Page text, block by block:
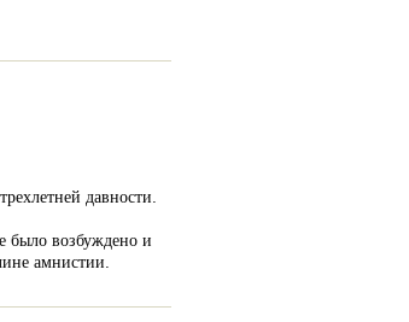
давности.
было возбуждено и
амнистии.